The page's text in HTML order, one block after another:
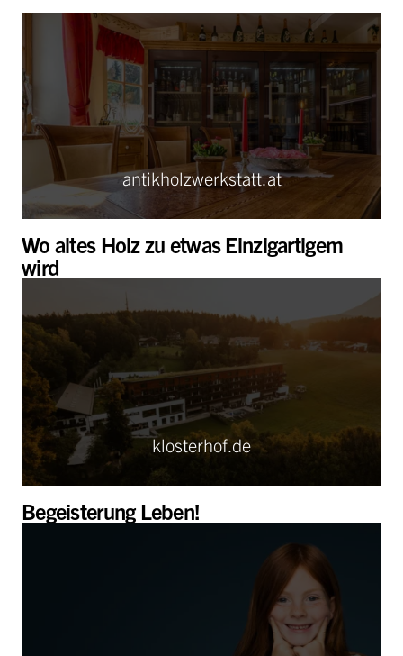
antikholzwerkstatt.at
Wo altes Holz zu etwas Einzigartigem
wird
klosterhof.de
Begeisterung Leben!